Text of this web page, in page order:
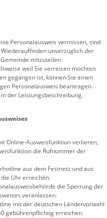
Personalausweis vermissen, sind
unverzüglich der
mitzuteilen.
weil Sie verreisen möchten
gegangen ist, können Sie einen
Personalausweis beantragen.
der Leistungsbeschreibung.
Online-Ausweisfunktion verlieren,
die Rufnummer der
aus dem Festnetz und aus
Uhr erreichen.
die Sperrung der
veranlassen.
mit der deutschen Ländervorwahl
gebührenpflichtig erreichen.